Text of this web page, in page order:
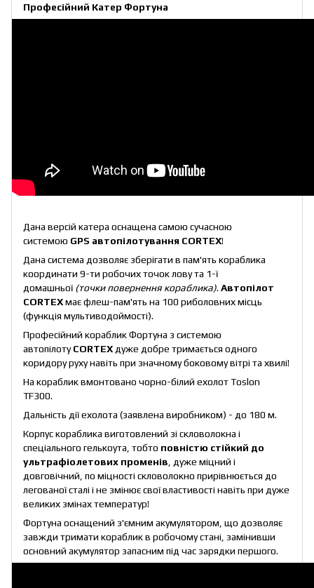
Професійний Катер Фортуна
Дана версій катера оснащена самою сучасною
системою GPS автопілотування CORTEX!
Дана система дозволяє зберігати в пам'ять кораблика
координати 9-ти робочих точок лову та 1-ї
домашньої (точки повернення кораблика). Автопілот
CORTEXмає флеш-пам'ять на 100 риболовних місць
(функція мультиводоймості).
Професійний кораблик Фортуна з системою
автопілотуCORTEX дуже добре тримається одного
коридору руху навіть при значному боковому вітрі та хвилі!
На кораблик вмонтовано чорно-білий ехолот Toslon
TF300.
Дальність дії ехолота (заявлена виробником) - до 180 м.
Корпус кораблика виготовлений зі скловолокна і
спеціального гелькоута, тобто повністю стійкий до
ультрафіолетових променів , дуже міцний і
довговічний, по міцності скловолокно прирівнюється до
легованої сталі і не змінює свої властивості навіть при дуже
великих змінах температур!
Фортуна оснащений з'ємним акумулятором, що дозволяє
завжди тримати кораблик в робочому стані, замінивши
основний акумулятор запасним під час зарядки першого.